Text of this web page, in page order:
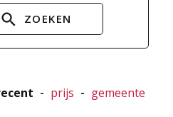
ZOEKEN
- prijs - gemeente